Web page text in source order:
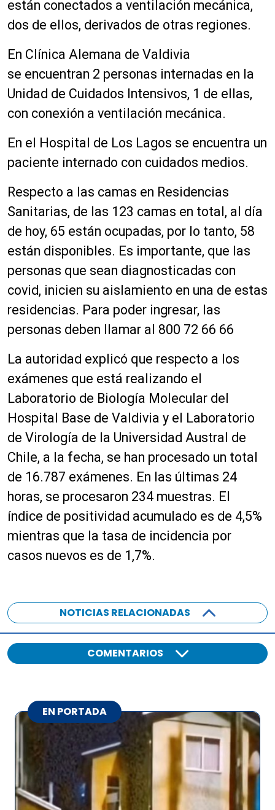
están conectados a ventilación mecánica,
dos de ellos, derivados de otras regiones.
En Clínica Alemana de Valdivia
se encuentran 2 personas internadas en la
Unidad de Cuidados Intensivos, 1 de ellas,
con conexión a ventilación mecánica.
En el Hospital de Los Lagos se encuentra un
paciente internado con cuidados medios.
Respecto a las camas en Residencias
Sanitarias, de las 123 camas en total, al día
de hoy, 65 están ocupadas, por lo tanto, 58
están disponibles. Es importante, que las
personas que sean diagnosticadas con
covid, inicien su aislamiento en una de estas
residencias. Para poder ingresar, las
personas deben llamar al 800 72 66 66
La autoridad explicó que respecto a los
exámenes que está realizando el
Laboratorio de Biología Molecular del
Hospital Base de Valdivia y el Laboratorio
de Virología de la Universidad Austral de
Chile, a la fecha, se han procesado un total
de 16.787 exámenes. En las últimas 24
horas, se procesaron 234 muestras. El
índice de positividad acumulado es de 4,5%
mientras que la tasa de incidencia por
casos nuevos es de 1,7%.
NOTICIAS RELACIONADAS
COMENTARIOS
EN PORTADA